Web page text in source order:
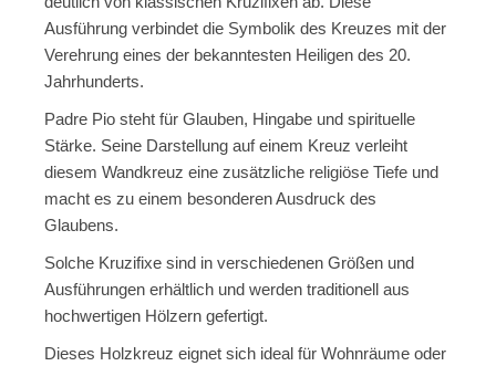
Ausführung verbindet die Symbolik des Kreuzes mit der
Verehrung eines der bekanntesten Heiligen des 20.
Jahrhunderts.
Padre Pio steht für Glauben, Hingabe und spirituelle
Stärke. Seine Darstellung auf einem Kreuz verleiht
diesem Wandkreuz eine zusätzliche religiöse Tiefe und
macht es zu einem besonderen Ausdruck des
Glaubens.
Solche Kruzifixe sind in verschiedenen Größen und
Ausführungen erhältlich und werden traditionell aus
hochwertigen Hölzern gefertigt.
Dieses Holzkreuz eignet sich ideal für Wohnräume oder